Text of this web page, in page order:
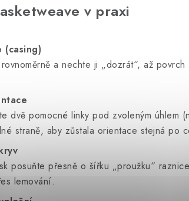
v praxi
(casing)
a nechte ji „dozrát“, až
dvě pomocné linky pod zvoleným
straně, aby zůstala orientace stejná po
posuňte přesně o šířku „proužku“
lemování.